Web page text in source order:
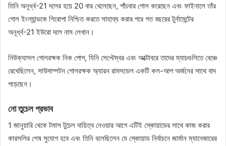
তিনি অনূর্ধ্ব-21 দলের হয়ে 20 বার খেলেছেন, পাঁচবার গোল করেছেন এবং ফাইনালে তাঁর
গোল ইংল্যান্ডকে শিরোপা নিশ্চিত করতে সাহায্য করার পরে গত বছরের টুর্নামেন্টের
অনূর্ধ্ব-21 ইউরো দলে নাম লেখান।
নিউক্যাসল গোলরক্ষক নিক পোপ, যিনি সেপ্টেম্বর এবং অক্টোবরে তাদের ম্যাচগুলিতে বেঞ্চে
রেখেছিলেন, সাউদাম্পটন গোলরক্ষক অ্যারন রামসডেল একটি কল-আপ অর্জনের সাথে বাদ
পড়েছেন।
নো তুচেল প্রভাব
1 জানুয়ারি থেকে টমাস টুচেল দায়িত্ব নেওয়ার আগে এটিই স্কোয়াডের সাথে কাজ করার
কারসলির শেষ সুযোগ হবে এবং তিনি বলেছিলেন যে স্কোয়াড নির্বাচনে জার্মান ম্যানেজারের